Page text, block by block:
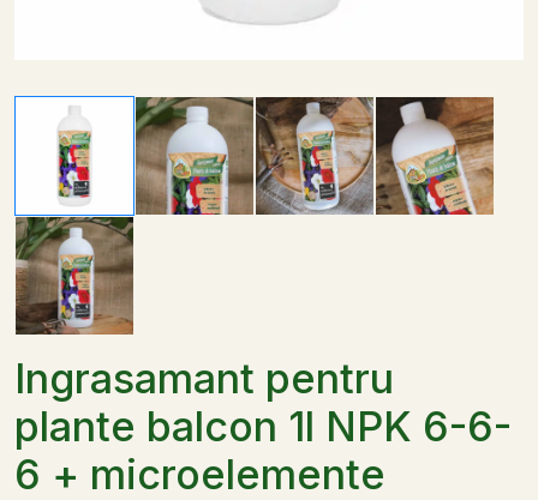
Ingrasamant pentru
plante balcon 1l NPK 6-6-
6 + microelemente